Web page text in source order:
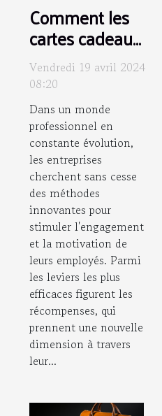
Comment les
cartes cadeaux
dématérialisées
peuvent
améliorer la
motivation des
employés
Vendredi 19 avril 2024
08:20
Dans un monde
professionnel en
constante évolution,
les entreprises
cherchent sans cesse
des méthodes
innovantes pour
stimuler l'engagement
et la motivation de
leurs employés. Parmi
les leviers les plus
efficaces figurent les
récompenses, qui
prennent une nouvelle
dimension à travers
leur...